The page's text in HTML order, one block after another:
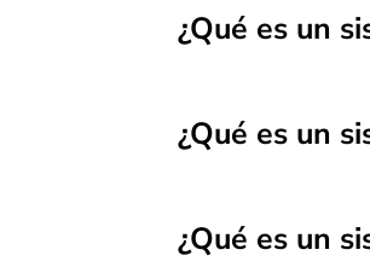
¿Qué es un
¿Qué es un
¿Qué es un